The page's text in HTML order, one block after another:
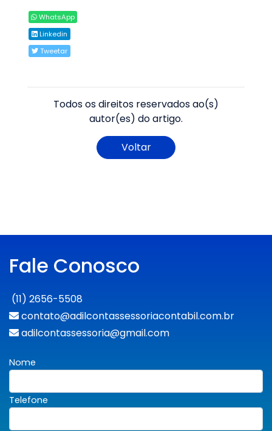
WhatsApp
Linkedin
Tweetar
Todos os direitos reservados ao(s)
autor(es) do artigo.
Voltar
Fale Conosco
(11) 2656-5508
contato@adilcontassessoriacontabil.com.br
adilcontassessoria@gmail.com
Nome
Telefone